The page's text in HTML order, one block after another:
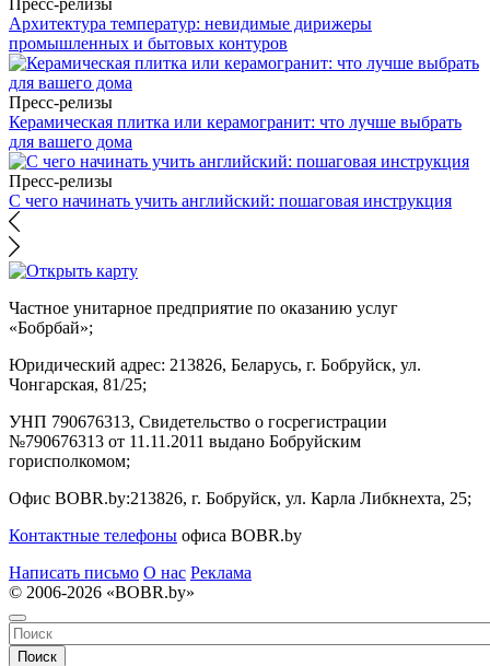
Архитектура температур: невидимые дирижеры
промышленных и бытовых контуров
Пресс-релизы
Керамическая плитка или керамогранит: что лучше выбрать
для вашего дома
Пресс-релизы
С чего начинать учить английский: пошаговая инструкция
Частное унитарное предприятие по оказанию услуг
«Бобрбай»;
Юридический адрес: 213826, Беларусь, г. Бобруйск, ул.
Чонгарская, 81/25;
УНП 790676313, Свидетельство о госрегистрации
№790676313 от 11.11.2011 выдано Бобруйским
горисполкомом;
Офис BOBR.by:213826, г. Бобруйск, ул. Карла Либкнехта, 25;
Контактные телефоны офиса BOBR.by
Написать письмо О нас Реклама
© 2006-2026 «BOBR.by»
Поиск